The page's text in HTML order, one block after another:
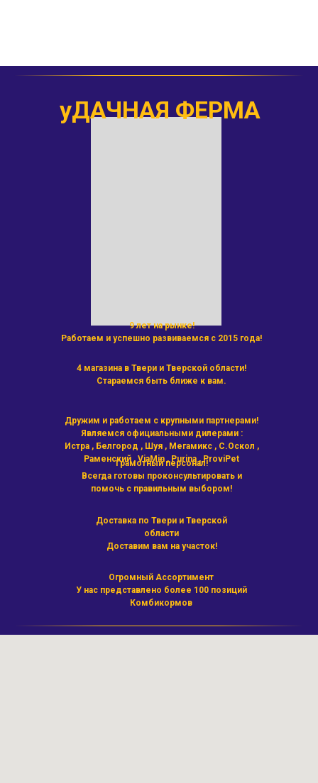
уДАЧНАЯ ФЕРМА
9 лет на рынке!
Работаем и успешно развиваемся с 2015 года!
4 магазина в Твери и Тверской области!
Стараемся быть ближе к вам.
Дружим и работаем с крупными партнерами!
Являемся официальными дилерами :
Истра , Белгород , Шуя , Мегамикс , С.Оскол ,
Раменский , ViaMin , Purina , ProviPet
Грамотный персонал!
Всегда готовы проконсультировать и
помочь с правильным выбором!
Доставка по Твери и Тверской
области
Доставим вам на участок!
Огромный Ассортимент
У нас представлено более 100 позиций
Комбикормов